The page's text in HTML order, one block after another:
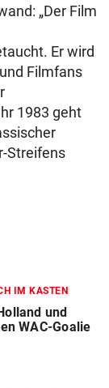
„Der Film
Er wird
Filmfans
1983 geht
Streifens
IM KASTEN
und
WAC-Goalie